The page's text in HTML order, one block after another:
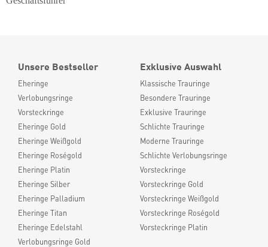
Unsere Bestseller
Eheringe
Verlobungsringe
Vorsteckringe
Eheringe Gold
Eheringe Weißgold
Eheringe Roségold
Eheringe Platin
Eheringe Silber
Eheringe Palladium
Eheringe Titan
Eheringe Edelstahl
Verlobungsringe Gold
Exklusive Auswahl
Klassische Trauringe
Besondere Trauringe
Exklusive Trauringe
Schlichte Trauringe
Moderne Trauringe
Schlichte Verlobungsringe
Vorsteckringe
Vorsteckringe Gold
Vorsteckringe Weißgold
Vorsteckringe Roségold
Vorsteckringe Platin